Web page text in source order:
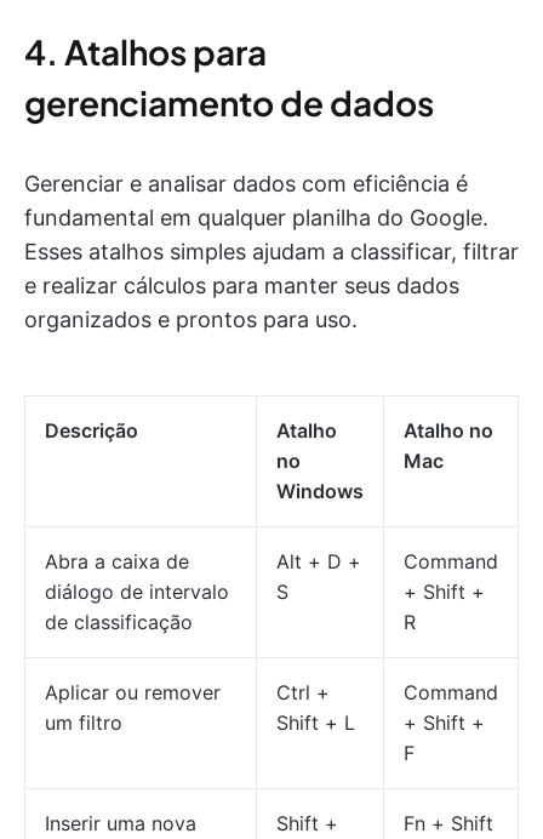
4. Atalhos para
gerenciamento de dados
Gerenciar e analisar dados com eficiência é
fundamental em qualquer planilha do Google.
Esses atalhos simples ajudam a classificar, filtrar
e realizar cálculos para manter seus dados
organizados e prontos para uso.
Descrição
Atalho
no
Windows
Atalho no
Mac
Abra a caixa de
diálogo de intervalo
de classificação
Alt + D +
S
Command
+ Shift +
R
Aplicar ou remover
um filtro
Ctrl +
Shift + L
Command
+ Shift +
F
Inserir uma nova
Shift +
Fn + Shift